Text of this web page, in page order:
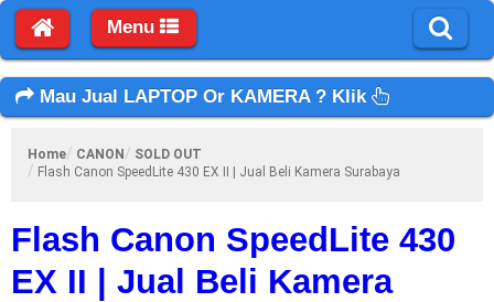
Menu
Mau Jual LAPTOP Or KAMERA ? Klik
Home CANON
SOLD OUT
Flash Canon SpeedLite 430 EX II | Jual Beli Kamera Surabaya
Flash Canon SpeedLite 430
EX II | Jual Beli Kamera